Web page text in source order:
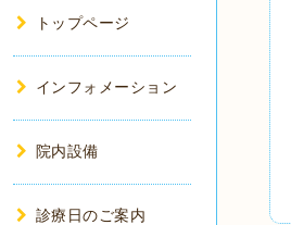
トップページ
インフォメーション
院内設備
診療日のご案内